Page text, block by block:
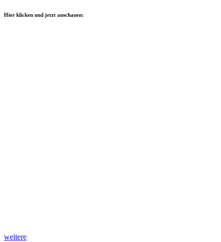
Hier klicken und jetzt anschauen:
weitere